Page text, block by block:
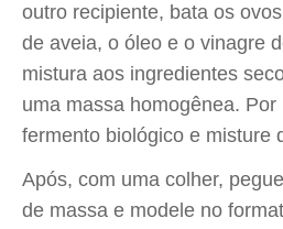
outro recipiente, bata os
de aveia, o óleo e o vinagre
mistura aos ingredientes
uma massa homogênea.
fermento biológico e misture
Após, com uma colher,
de massa e modele no